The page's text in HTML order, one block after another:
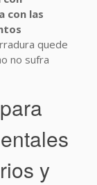
con las
quede
no sufra
y